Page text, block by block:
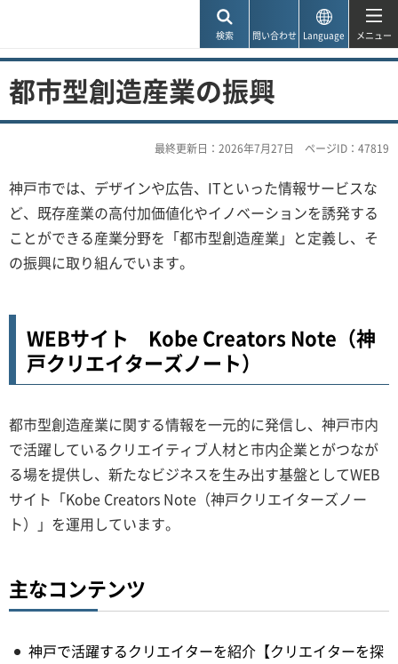
検索 問い合わせ Language メニュー
都市型創造産業の振興
最終更新日：2026年7月27日 ページID：47819
神戸市では、デザインや広告、ITといった情報サービスな
ど、既存産業の高付加価値化やイノベーションを誘発する
ことができる産業分野を「都市型創造産業」と定義し、そ
の振興に取り組んでいます。
WEBサイト Kobe Creators Note（神
戸クリエイターズノート）
都市型創造産業に関する情報を一元的に発信し、神戸市内
で活躍しているクリエイティブ人材と市内企業とがつなが
る場を提供し、新たなビジネスを生み出す基盤としてWEB
サイト「Kobe Creators Note（神戸クリエイターズノー
ト）」を運用しています。
主なコンテンツ
神戸で活躍するクリエイターを紹介【クリエイターを探